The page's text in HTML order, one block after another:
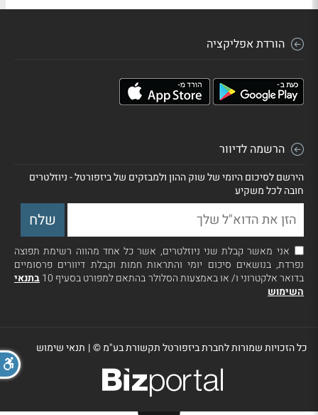
הורדת אפליקציה
הרשמה לדיוור
הירשם לסיכום היומי של שוק ההון ולמבזקים של ביזפורטל - ניוזלטרים
חובה לכל משקיע
אני מאשר קבלת שני ניוזלטרים, אשר כל אחד מהווה רשימת תפוצה
נפרדת, בנושאים סיכום יומי והתראות חמות וקבלת דיוורים פרסומיים
בדואר אלקטרוני ו/ או באמצעות הסלולר בהתאם למפורט בסעיף 10
בתנאי
השימוש
כל הזכויות שמורות לחברת ביזפורטל תקשורת בע"מ ©| תנאי שימוש